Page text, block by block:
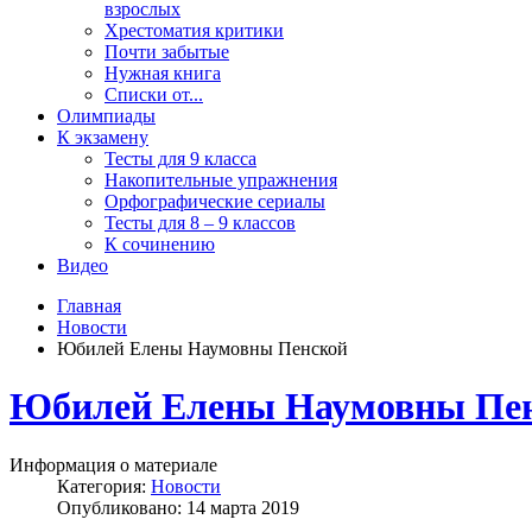
взрослых
Хрестоматия критики
Почти забытые
Нужная книга
Списки от...
Олимпиады
К экзамену
Тесты для 9 класса
Накопительные упражнения
Орфографические сериалы
Тесты для 8 – 9 классов
К сочинению
Видео
Главная
Новости
Юбилей Елены Наумовны Пенской
Юбилей Елены Наумовны
Информация о материале
Категория: Новости
Опубликовано: 14 марта 2019